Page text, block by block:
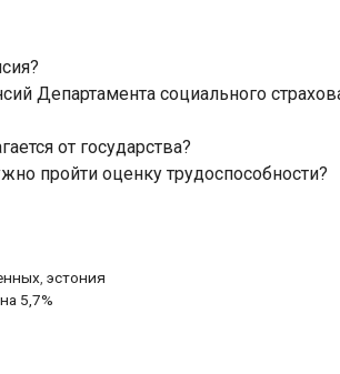
Департамента социального
от государства?
пройти оценку трудоспособности?
,эстония
5,7%